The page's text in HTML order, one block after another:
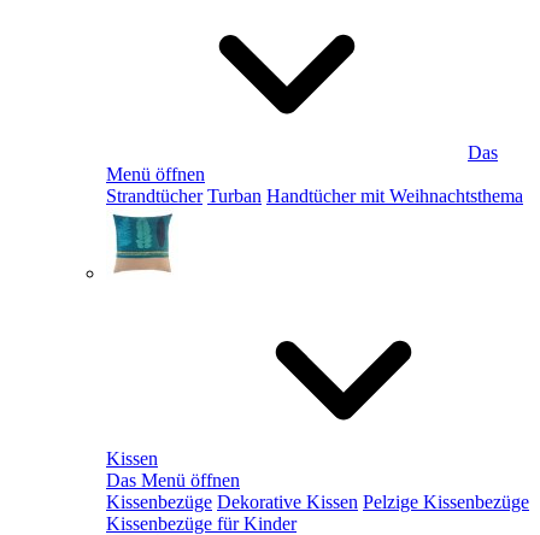
Das
Menü öffnen
Strandtücher Turban Handtücher mit Weihnachtsthema
Kissen
Das Menü öffnen
Kissenbezüge Dekorative Kissen Pelzige Kissenbezüge
Kissenbezüge für Kinder